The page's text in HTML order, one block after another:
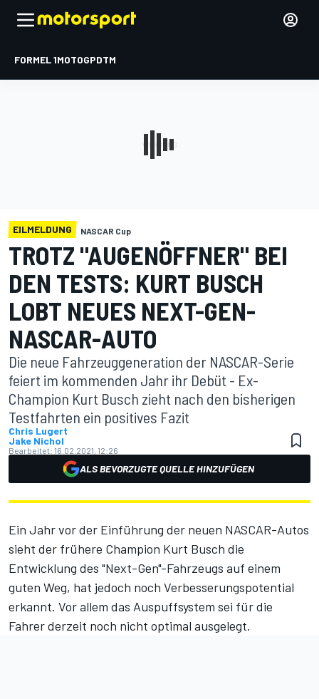
FORMEL 1MOTOGPDTM
EILMELDUNG NASCAR Cup
TROTZ "AUGENÖFFNER" BEI
DEN TESTS: KURT BUSCH
LOBT NEUES NEXT-GEN-
NASCAR-AUTO
Die neue Fahrzeuggeneration der NASCAR-Serie
feiert im kommenden Jahr ihr Debüt - Ex-
Champion Kurt Busch zieht nach den bisherigen
Testfahrten ein positives Fazit
Chris Lugert
Jake Nichol
Bearbeitet: 16.02.2021, 12:26
ALS BEVORZUGTE QUELLE HINZUFÜGEN
Ein Jahr vor der Einführung der neuen NASCAR-Autos
sieht der frühere Champion Kurt Busch die
Entwicklung des "Next-Gen"-Fahrzeugs auf einem
guten Weg, hat jedoch noch Verbesserungspotential
erkannt. Vor allem das Auspuffsystem sei für die
Fahrer derzeit noch nicht optimal ausgelegt.